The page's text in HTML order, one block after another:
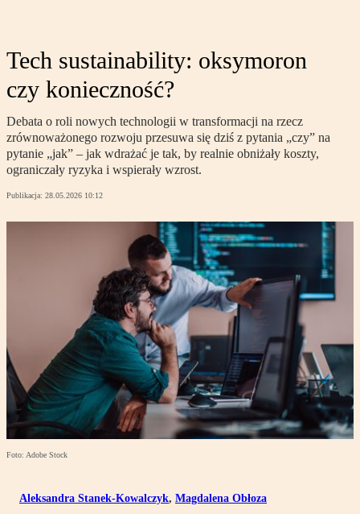
Tech sustainability: oksymoron
czy konieczność?
Debata o roli nowych technologii w transformacji na rzecz
zrównoważonego rozwoju przesuwa się dziś z pytania „czy” na
pytanie „jak” – jak wdrażać je tak, by realnie obniżały koszty,
ograniczały ryzyka i wspierały wzrost.
Publikacja: 28.05.2026 10:12
Foto: Adobe Stock
Aleksandra Stanek-Kowalczyk, Magdalena Obłoza